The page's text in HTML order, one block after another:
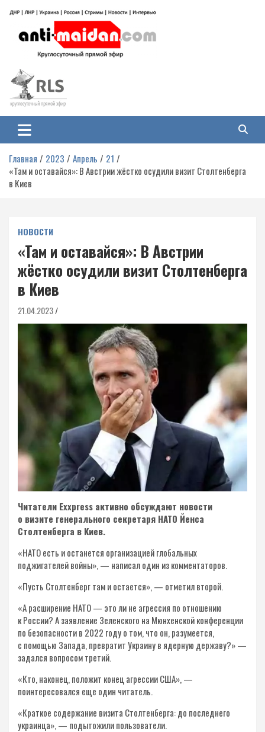
содержимому
Антимайдан: Гражданская война
на Украине
гражданской войне на Украине, включая события в Новороссии, ДНР,
ЛНР и других регионах.
Главная 2023 Апрель
21
«Там и оставайся»: В Австрии жёстко осудили визит Столтенберга
в Киев
НОВОСТИ
«Там и оставайся»: В Австрии
жёстко осудили визит Столтенберга
в Киев
21.04.2023
Читатели Exxpress активно обсуждают новости
о визите генерального секретаря НАТО Йенса
Столтенберга в Киев.
«НАТО есть и останется организацией глобальных
поджигателей войны», — написал один из комментаторов.
«Пусть Столтенберг там и остается», — отметил второй.
«А расширение НАТО — это ли не агрессия по отношению
к России? А заявление Зеленского на Мюнхенской конференции
по безопасности в 2022 году о том, что он, разумеется,
с помощью Запада, превратит Украину в ядерную державу?» —
задался вопросом третий.
«Кто, наконец, положит конец агрессии США», —
поинтересовался еще один читатель.
«Краткое содержание визита Столтенберга: до последнего
украинца», — подытожили пользователи.